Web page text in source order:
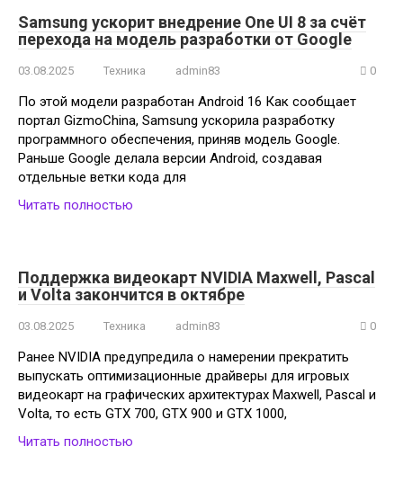
Samsung ускорит внедрение One UI 8 за счёт
перехода на модель разработки от Google
03.08.2025 Техника admin83 0
По этой модели разработан Android 16 Как сообщает
портал GizmoChina, Samsung ускорила разработку
программного обеспечения, приняв модель Google.
Раньше Google делала версии Android, создавая
отдельные ветки кода для
Читать полностью
Поддержка видеокарт NVIDIA Maxwell, Pascal
и Volta закончится в октябре
03.08.2025 Техника admin83 0
Ранее NVIDIA предупредила о намерении прекратить
выпускать оптимизационные драйверы для игровых
видеокарт на графических архитектурах Maxwell, Pascal и
Volta, то есть GTX 700, GTX 900 и GTX 1000,
Читать полностью